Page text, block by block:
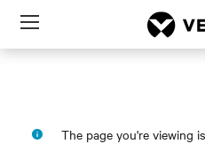
Menu
The page you're viewing